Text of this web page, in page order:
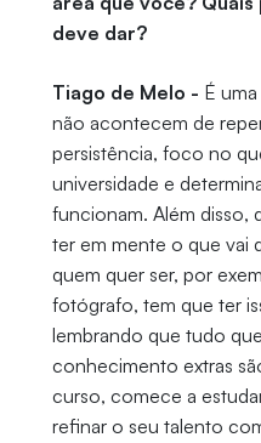
deve dar?
Tiago de Melo - É
não acontecem de
persistência, foco no
universidade e
funcionam. Além disso,
ter em mente o que vai
quem quer ser, por
fotógrafo, tem que ter
lembrando que tudo
conhecimento extras
curso, comece a
refinar o seu talento